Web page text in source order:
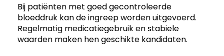
Bij patiënten met goed gecontroleerde
bloeddruk kan de ingreep worden uitgevoerd.
Regelmatig medicatiegebruik en stabiele
waarden maken hen geschikte kandidaten.